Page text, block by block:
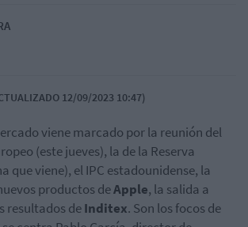
12/09/2023 10:47)
viene marcado por la reunión del
(este jueves), la de la Reserva
que viene), el IPC estadounidense, la
productos deApple, la salida a
resultados deInditex. Son los focos de